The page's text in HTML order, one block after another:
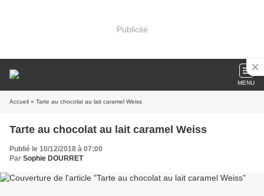
Publicité
MENU
Accueil » Tarte au chocolat au lait caramel Weiss
Tarte au chocolat au lait caramel Weiss
Publié le 10/12/2018 à 07:00
Par Sophie DOURRET